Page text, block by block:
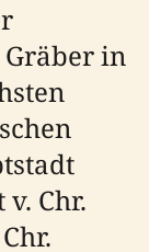
in
Chr.